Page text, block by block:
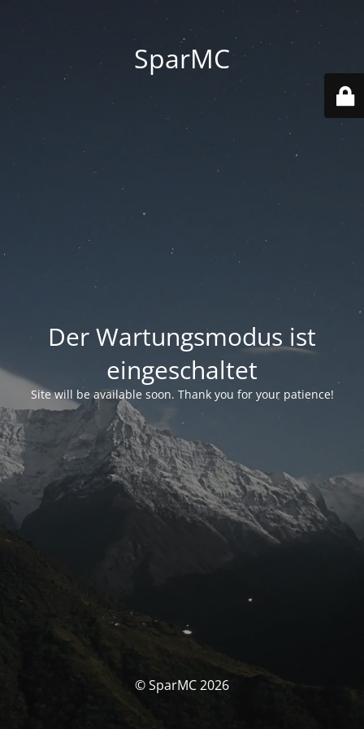
SparMC
Der Wartungsmodus ist
eingeschaltet
Site will be available soon. Thank you for your patience!
© SparMC 2026